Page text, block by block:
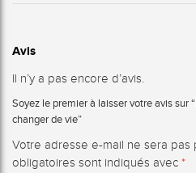
Avis
Il n’y a pas encore d’avis.
Soyez le premier à laisser votre avis sur
changer de vie”
Votre adresse e-mail ne sera pas
obligatoires sont indiqués avec *